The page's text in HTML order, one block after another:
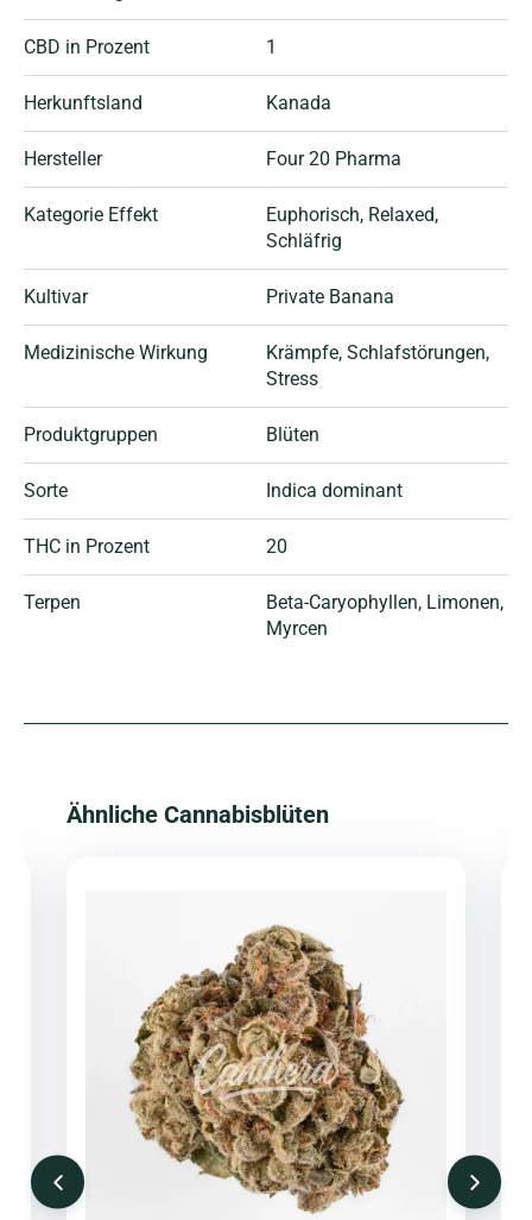
CBD in Prozent 1
Herkunftsland Kanada
Hersteller Four 20 Pharma
Kategorie Effekt Euphorisch, Relaxed,
Schläfrig
Kultivar Private Banana
Medizinische Wirkung Krämpfe, Schlafstörungen,
Stress
Produktgruppen Blüten
Sorte Indica dominant
THC in Prozent 20
Terpen Beta-Caryophyllen, Limonen,
Myrcen
Produktgalerie überspringen
Ähnliche Cannabisblüten